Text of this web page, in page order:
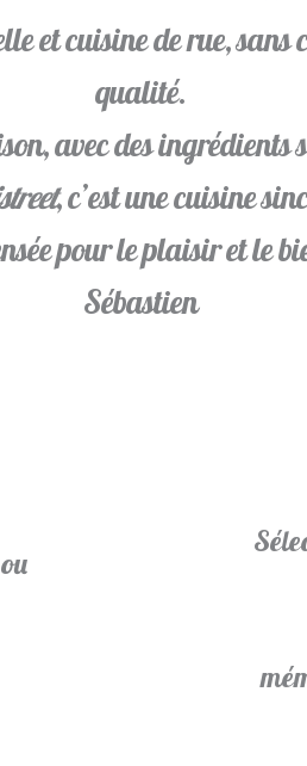
et cuisine de rue, sans
qualité.
avec des ingrédients
, c’est une cuisine
pour le plaisir et le
Sébastien